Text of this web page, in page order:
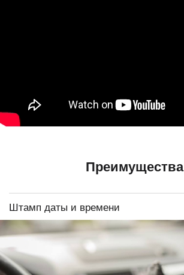
Преимущества
Штамп даты и времени